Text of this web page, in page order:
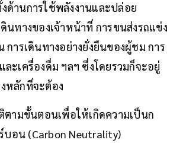
ด้านการใช้พลังงานและปล่อย
นทางของเจ้าหน้าที่ การขนส่งรถแข่ง
การเดินทางอย่างยั่งยืนของผู้ชม การ
ละเครื่องดื่ม ฯลฯ ซึ่งโดยรวมก็จะอยู่
หลักที่จะต้อง
ามขั้นตอนเพื่อให้เกิดความเป็นก
บอน (Carbon Neutrality)